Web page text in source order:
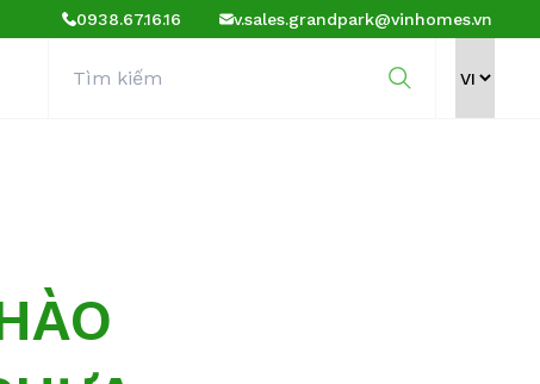
0938.67.16.16 v.sales.grandpark@vinhomes.vn